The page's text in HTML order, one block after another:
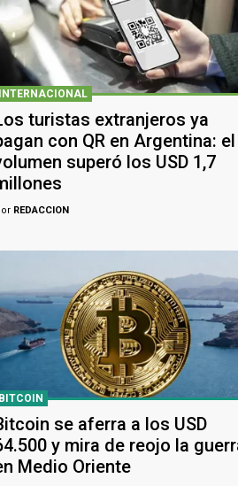
INTERNACIONAL
turistas extranjeros ya
con QR en Argentina: el
superó los USD 1,7
REDACCION
BITCOIN
se aferra a los USD
y mira de reojo la
Medio Oriente